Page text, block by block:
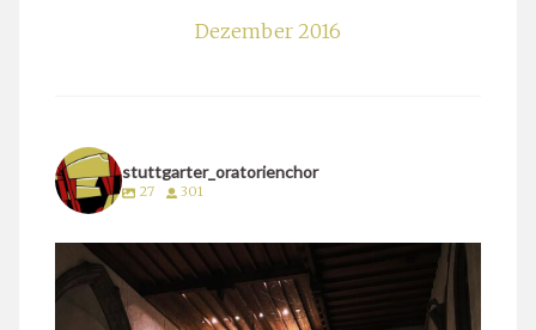
Dezember 2016
stuttgarter_oratorienchor
27 301
stuttgarter_oratorienchor
März 24